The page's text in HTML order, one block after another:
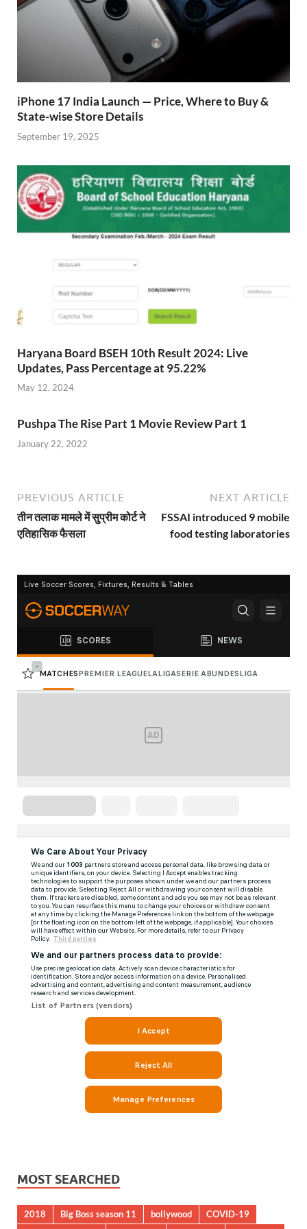
iPhone 17 India Launch — Price, Where to Buy &
State-wise Store Details
September 19, 2025
Haryana Board BSEH 10th Result 2024: Live
Updates, Pass Percentage at 95.22%
May 12, 2024
Pushpa The Rise Part 1 Movie Review Part 1
January 22, 2022
PREVIOUS ARTICLE
तीन तलाक मामले में सुप्रीम कोर्ट ने
एतिहासिक फैसला
NEXT ARTICLE
FSSAI introduced 9 mobile
food testing laboratories
MOST SEARCHED
2018 Big Boss season 11 bollywood
COVID-19